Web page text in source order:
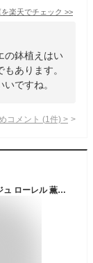
楽天でチェック >>
の鉢植えはい
あります。
ですね。
コメント (1 件) >
月桂樹 ローリエ 5号鉢サイズ 鉢植え 苗木 ゲッケイジュ ローレル 薫る花 庭木 植木 花木 シンボルツリー 常緑樹 ガーデニング 園芸